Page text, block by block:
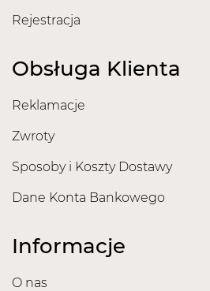
Rejestracja
Obsługa Klienta
Reklamacje
Zwroty
Sposoby i Koszty Dostawy
Dane Konta Bankowego
Informacje
O nas